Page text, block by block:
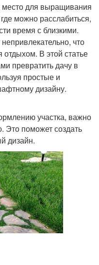
место для выращивания
можно расслабиться,
время с близкими.
что
В этой статье
превратить дачу в
простые и
дизайну.
участка, важно
Это поможет создать
дизайн.